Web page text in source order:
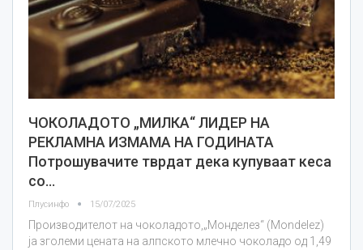
ЧОКОЛАДОТО „МИЛКА“ ЛИДЕР НА
РЕКЛАМНА ИЗМАМА НА ГОДИНАТА
Потрошувачите тврдат дека купуваат кеса
со…
Плусинфо 15/07/2025
Производителот на чоколадото,„Монделез“ (Mondelez)
ја зголеми цената на алпското млечно чоколадо од 1,49